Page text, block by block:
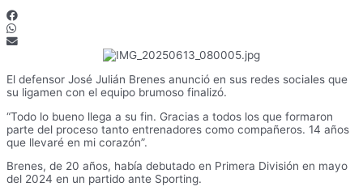
El defensor José Julián Brenes anunció en sus redes sociales que
su ligamen con el equipo brumoso finalizó.
“Todo lo bueno llega a su fin. Gracias a todos los que formaron
parte del proceso tanto entrenadores como compañeros. 14 años
que llevaré en mi corazón”.
Brenes, de 20 años, había debutado en Primera División en mayo
del 2024 en un partido ante Sporting.